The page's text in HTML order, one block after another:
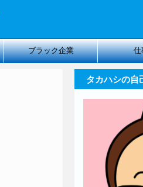
ブラック企業 仕
タカハシの自